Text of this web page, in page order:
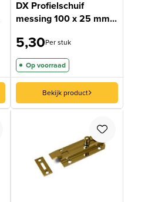
DX Profielschuif
messing 100 x 25 mm...
5,30Per stuk
Op voorraad
Bekijk product